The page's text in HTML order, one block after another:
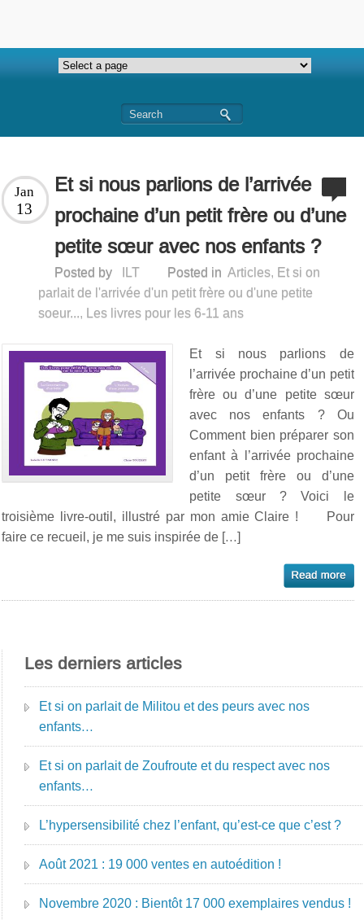
Et si nous parlions de l’arrivée
prochaine d’un petit frère ou d’une
petite sœur avec nos enfants ?
Jan
13
Posted by ILT Posted in Articles, Et si on
parlait de l'arrivée d'un petit frère ou d'une petite
soeur..., Les livres pour les 6-11 ans
Et si nous parlions de
l’arrivée prochaine d’un petit
frère ou d’une petite sœur
avec nos enfants ? Ou
Comment bien préparer son
enfant à l’arrivée prochaine
d’un petit frère ou d’une
petite sœur ? Voici le
troisième livre-outil, illustré par mon amie Claire ! Pour
faire ce recueil, je me suis inspirée de […]
Les derniers articles
Et si on parlait de Militou et des peurs avec nos
enfants…
Et si on parlait de Zoufroute et du respect avec nos
enfants…
L’hypersensibilité chez l’enfant, qu’est-ce que c’est ?
Août 2021 : 19 000 ventes en autoédition !
Novembre 2020 : Bientôt 17 000 exemplaires vendus !